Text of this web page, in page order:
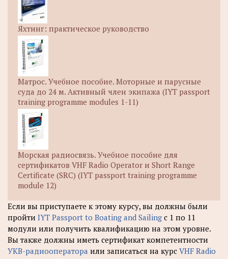
Яхтинг: практическое руководство
Матрос. Учебное пособие. Моторные и парусные
суда до 24 м. Активный член экипажа (IYT passport
training programme modules 1-11)
Морская радиосвязь. Учебное пособие для
сертификатов VHF Radio Operator и Short Range
Certificate (SRC) (IYT passport training programme
module 12)
Если вы приступаете к этому курсу, вы должны были
пройти IYT Passport to Boating and Sailing с 1 по 11
модули или получить квалификацию на этом уровне.
Вы также должны иметь сертификат компетентности
УКВ-радиооператора или записаться на курс VHF Radio